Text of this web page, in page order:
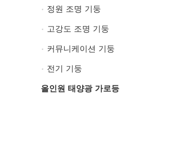
정원 조명 기둥
고강도 조명 기둥
커뮤니케이션 기둥
전기 기둥
올인원 태양광 가로등